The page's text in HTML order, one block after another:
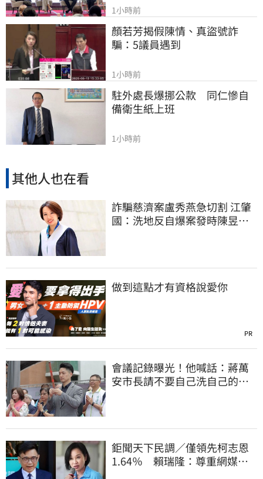
1小時前
顏若芳揭假陳情、真盜號詐
騙：5議員遇到
1小時前
駐外處長爆挪公款　同仁慘自
備衛生紙上班
1小時前
其他人也在看
詐騙慈濟案盧秀燕急切割 江肇
國：洗地反自爆案發時陳昱瑄
做到這點才有資格說愛你
PR
會議記錄曝光！他喊話：蔣萬
安市長請不要自己洗自己的記
鉅聞天下民調／僅領先柯志恩
1.64％ 賴瑞隆：尊重網媒特